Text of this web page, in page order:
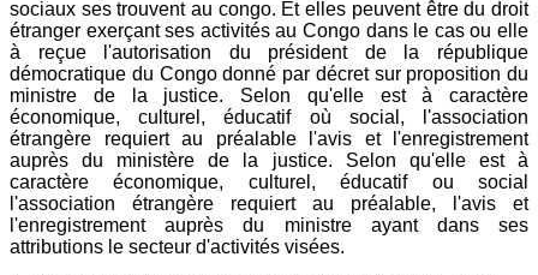
sociaux ses trouvent au congo. Et elles peuvent être du droit
étranger exerçant ses activités au Congo dans le cas ou elle
à reçue l'autorisation du président de la république
démocratique du Congo donné par décret sur proposition du
ministre de la justice. Selon qu'elle est à caractère
économique, culturel, éducatif où social, l'association
étrangère requiert au préalable l'avis et l'enregistrement
auprès du ministère de la justice. Selon qu'elle est à
caractère économique, culturel, éducatif ou social
l'association étrangère requiert au préalable, l'avis et
l'enregistrement auprès du ministre ayant dans ses
attributions le secteur d'activités visées.